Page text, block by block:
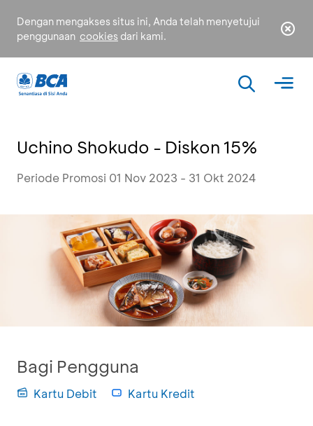
Dengan mengakses situs ini, Anda telah menyetujui
penggunaan cookies dari kami.
Uchino Shokudo - Diskon 15%
Periode Promosi 01 Nov 2023 - 31 Okt 2024
Bagi Pengguna
Kartu Debit Kartu Kredit